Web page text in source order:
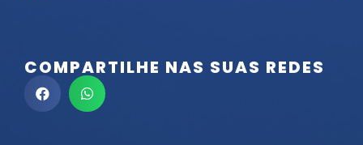
COMPARTILHE NAS SUAS REDES